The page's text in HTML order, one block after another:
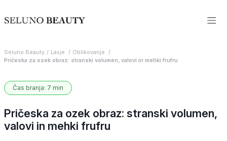
Seluno Beauty Lasje
Oblikovanje
Pričeska za ozek obraz: stranski volumen, valovi in mehki frufru
Čas branja: 7 min
Pričeska za ozek obraz: stranski volumen,
valovi in mehki frufru